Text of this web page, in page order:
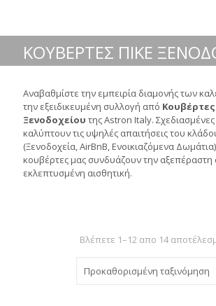
ΚΟΥΒΕΡΤΕΣ ΠΙΚΕ
Αναβαθμίστε την εμπειρία διαμονής των
την εξειδικευμένη συλλογή από Κουβέρτες
Ξενοδοχείου της Astron Italy. Σχεδιασμένες
καλύπτουν τις υψηλές απαιτήσεις του
(Ξενοδοχεία, AirBnB, Ενοικιαζόμενα
κουβέρτες μας συνδυάζουν την αξεπέραστη
εκλεπτυσμένη αισθητική.
Βλέπετε 1–12 απο 14